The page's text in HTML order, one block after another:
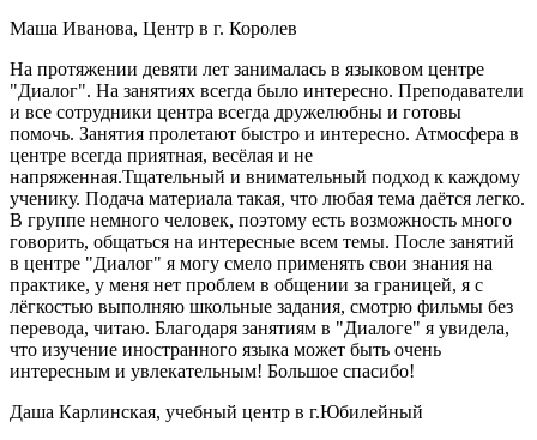
Маша Иванова, Центр в г. Королев
На протяжении девяти лет занималась в языковом центре
"Диалог". На занятиях всегда было интересно. Преподаватели
и все сотрудники центра всегда дружелюбны и готовы
помочь. Занятия пролетают быстро и интересно. Атмосфера в
центре всегда приятная, весёлая и не
напряженная.Тщательный и внимательный подход к каждому
ученику. Подача материала такая, что любая тема даётся легко.
В группе немного человек, поэтому есть возможность много
говорить, общаться на интересные всем темы. После занятий
в центре "Диалог" я могу смело применять свои знания на
практике, у меня нет проблем в общении за границей, я с
лёгкостью выполняю школьные задания, смотрю фильмы без
перевода, читаю. Благодаря занятиям в "Диалоге" я увидела,
что изучение иностранного языка может быть очень
интересным и увлекательным! Большое спасибо!
Даша Карлинская, учебный центр в г.Юбилейный